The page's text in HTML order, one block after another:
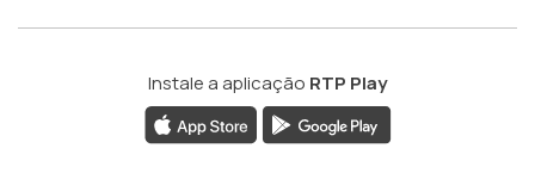
Instale a aplicação RTP Play